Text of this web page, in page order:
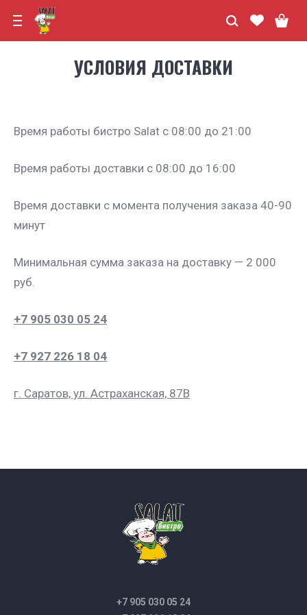
УСЛОВИЯ ДОСТАВКИ
Время работы бистро Salat c 08:00 до 21:00
Время работы доставки с 08:00 до 16:00
Время доставки с момента получения заказа 40-90
минут
Минимальная сумма заказа на доставку — 2 000
руб.
+7 905 030 05 24
+7 927 226 18 04
г. Саратов, ул. Астраханская, 87В
+7 905 030 05 24